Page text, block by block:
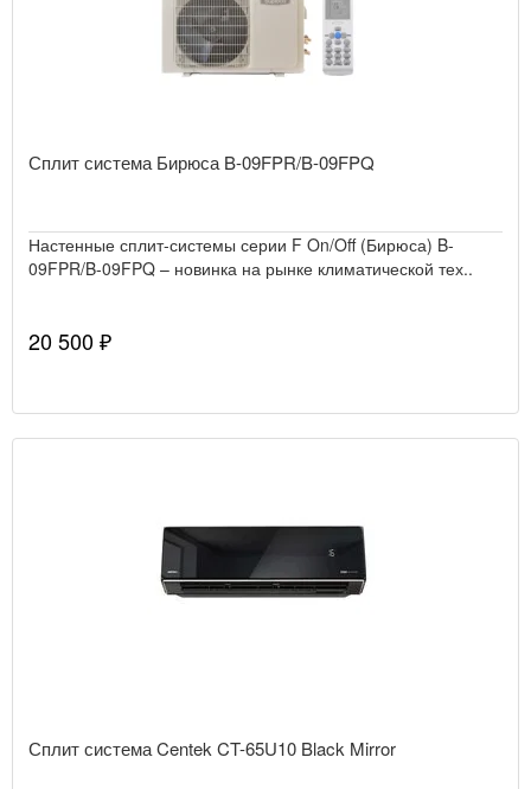
Сплит система Бирюса B-09FPR/B-09FPQ
Настенные сплит-системы серии F On/Off (Бирюса) B-
09FPR/B-09FPQ – новинка на рынке климатической тех..
20 500 ₽
Сплит система Centek CT-65U10 Black Mirror